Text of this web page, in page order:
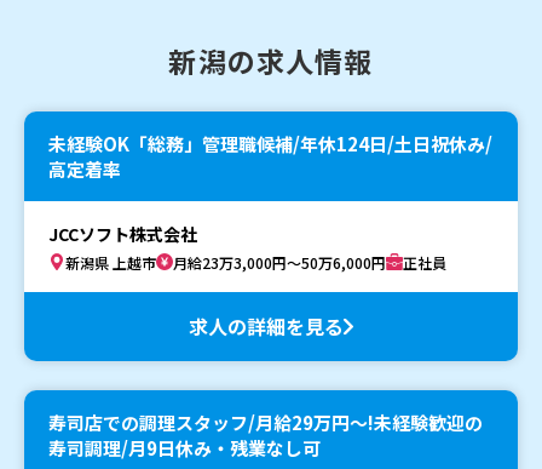
新潟の求人情報
未経験OK「総務」管理職候補/年休124日/土日祝休み/
高定着率
JCCソフト株式会社
新潟県 上越市 月給23万3,000円～50万6,000円 正社員
求人の詳細を見る
寿司店での調理スタッフ/月給29万円〜!未経験歓迎の
寿司調理/月9日休み・残業なし可